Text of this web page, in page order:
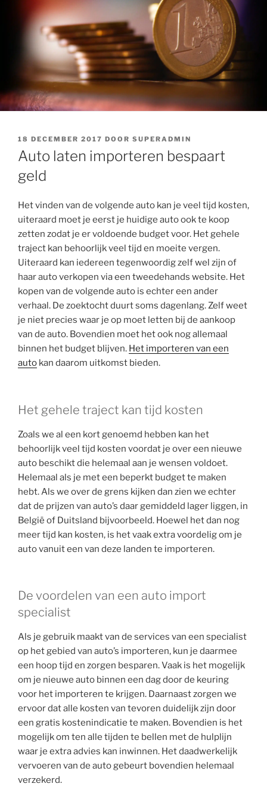
GEPLAATST
OP
18 DECEMBER 2017 DOOR SUPERADMIN
Auto laten importeren bespaart
geld
Het vinden van de volgende auto kan je veel tijd kosten,
uiteraard moet je eerst je huidige auto ook te koop
zetten zodat je er voldoende budget voor. Het gehele
traject kan behoorlijk veel tijd en moeite vergen.
Uiteraard kan iedereen tegenwoordig zelf wel zijn of
haar auto verkopen via een tweedehands website. Het
kopen van de volgende auto is echter een ander
verhaal. De zoektocht duurt soms dagenlang. Zelf weet
je niet precies waar je op moet letten bij de aankoop
van de auto. Bovendien moet het ook nog allemaal
binnen het budget blijven. Het importeren van een
auto kan daarom uitkomst bieden.
Het gehele traject kan tijd kosten
Zoals we al een kort genoemd hebben kan het
behoorlijk veel tijd kosten voordat je over een nieuwe
auto beschikt die helemaal aan je wensen voldoet.
Helemaal als je met een beperkt budget te maken
hebt. Als we over de grens kijken dan zien we echter
dat de prijzen van auto’s daar gemiddeld lager liggen, in
België of Duitsland bijvoorbeeld. Hoewel het dan nog
meer tijd kan kosten, is het vaak extra voordelig om je
auto vanuit een van deze landen te importeren.
De voordelen van een auto import
specialist
Als je gebruik maakt van de services van een specialist
op het gebied van auto’s importeren, kun je daarmee
een hoop tijd en zorgen besparen. Vaak is het mogelijk
om je nieuwe auto binnen een dag door de keuring
voor het importeren te krijgen. Daarnaast zorgen we
ervoor dat alle kosten van tevoren duidelijk zijn door
een gratis kostenindicatie te maken. Bovendien is het
mogelijk om ten alle tijden te bellen met de hulplijn
waar je extra advies kan inwinnen. Het daadwerkelijk
vervoeren van de auto gebeurt bovendien helemaal
verzekerd.